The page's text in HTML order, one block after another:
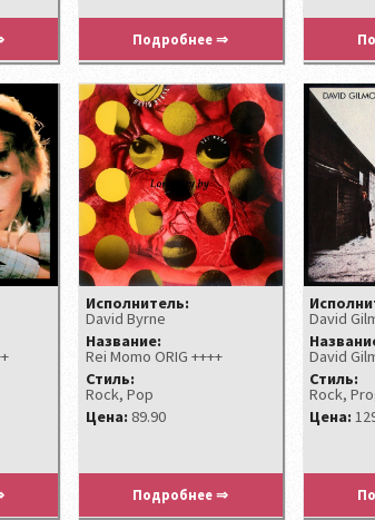
Подробнее ⇒
Исполнитель:
David Byrne
Название:
Rei Momo ORIG ++++
Стиль:
Rock, Pop
Цена: 89.90
Подробнее ⇒
David
David
Стиль:
Rock,
Цена: